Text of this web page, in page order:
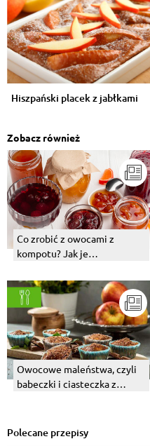
Hiszpański placek z jabłkami
Zobacz również
Co zrobić z owocami z
kompotu? Jak je
Owocowe maleństwa, czyli
babeczki i ciasteczka z
Polecane przepisy